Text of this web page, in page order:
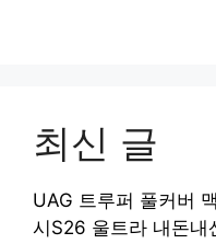
최신 글
UAG 트루퍼 풀커버
시S26 울트라 내돈내